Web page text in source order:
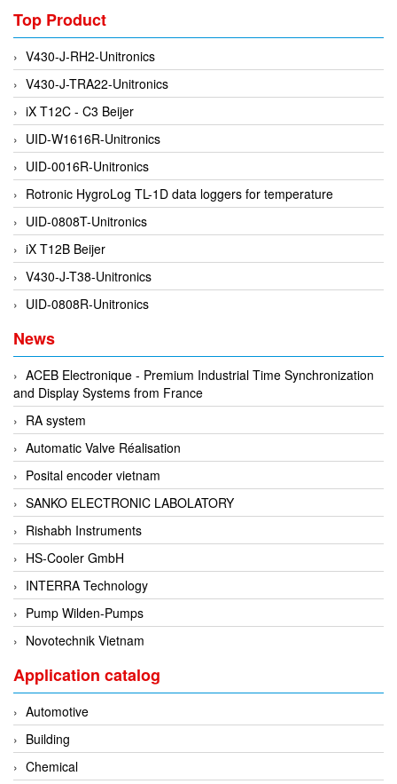
Danfoss
Datalogic Vietnam
Datexel
Debron VietNam
DEIF
Delmhorst VietNam
DELTA
Delta Ohm
Delta sensor
Delta-mobrey
DEMA Engineering/ Foam- IT
DESAX
DET-TRONICS
Deublin
Diakont
Dias Infrared
DINA Elektronik
Dinel
Di-Soric
Di-Soric
Dixon Valve
Doctor Led Vietnam
DOLD - Autho ANS
Dold Vietnam
Dongdo Tech
Donghwa Valve
Dongkun
Dosing Pump
Top Product
V430-J-RH2-Unitronics
V430-J-TRA22-Unitronics
iX T12C - C3 Beijer
UID-W1616R-Unitronics
UID-0016R-Unitronics
Rotronic HygroLog TL-1D data loggers for temperature
UID-0808T-Unitronics
iX T12B Beijer
V430-J-T38-Unitronics
UID-0808R-Unitronics
News
ACEB Electronique - Premium Industrial Time Synchronization
and Display Systems from France
RA system
Automatic Valve Réalisation
Posital encoder vietnam
SANKO ELECTRONIC LABOLATORY
Rishabh Instruments
HS-Cooler GmbH
INTERRA Technology
Pump Wilden-Pumps
Novotechnik Vietnam
Application catalog
Automotive
Building
Chemical